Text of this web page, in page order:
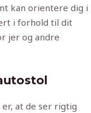
kan orientere dig i
i forhold til dit
jer og andre
at de ser rigtig